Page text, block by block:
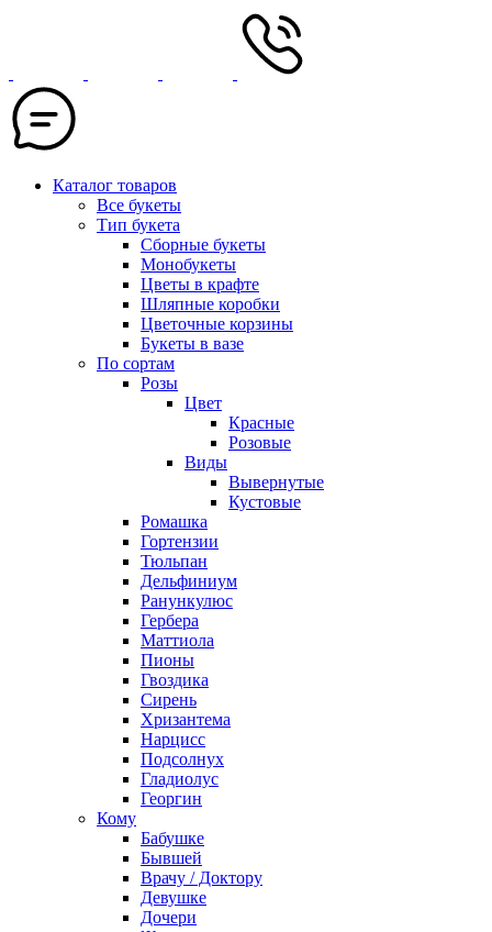
Каталог товаров
Все букеты
Тип букета
Сборные букеты
Монобукеты
Цветы в крафте
Шляпные коробки
Цветочные корзины
Букеты в вазе
По сортам
Розы
Цвет
Красные
Розовые
Виды
Вывернутые
Кустовые
Ромашка
Гортензии
Тюльпан
Дельфиниум
Ранункулюс
Гербера
Маттиола
Пионы
Гвоздика
Сирень
Хризантема
Нарцисс
Подсолнух
Гладиолус
Георгин
Кому
Бабушке
Бывшей
Врачу / Доктору
Девушке
Дочери